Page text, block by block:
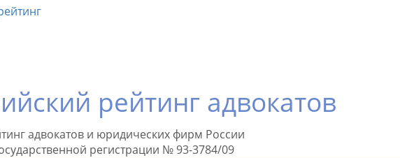
рейтинг адвокатов
адвокатов и юридических фирм России
регистрации № 93-3784/09